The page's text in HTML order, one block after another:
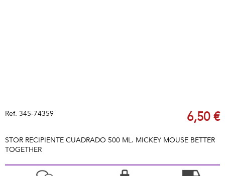
Ref. 345-74359 6,50 €
STOR RECIPIENTE CUADRADO 500 ML. MICKEY MOUSE BETTER
TOGETHER